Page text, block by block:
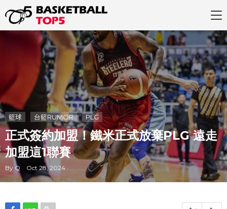
籃球 台籃RUMOR PLG
正式簽約加盟！鐵米正式放棄PLG 遠走
加盟這1聯賽
By Q Oct 28, 2024